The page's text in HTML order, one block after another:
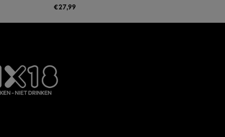
€27,99